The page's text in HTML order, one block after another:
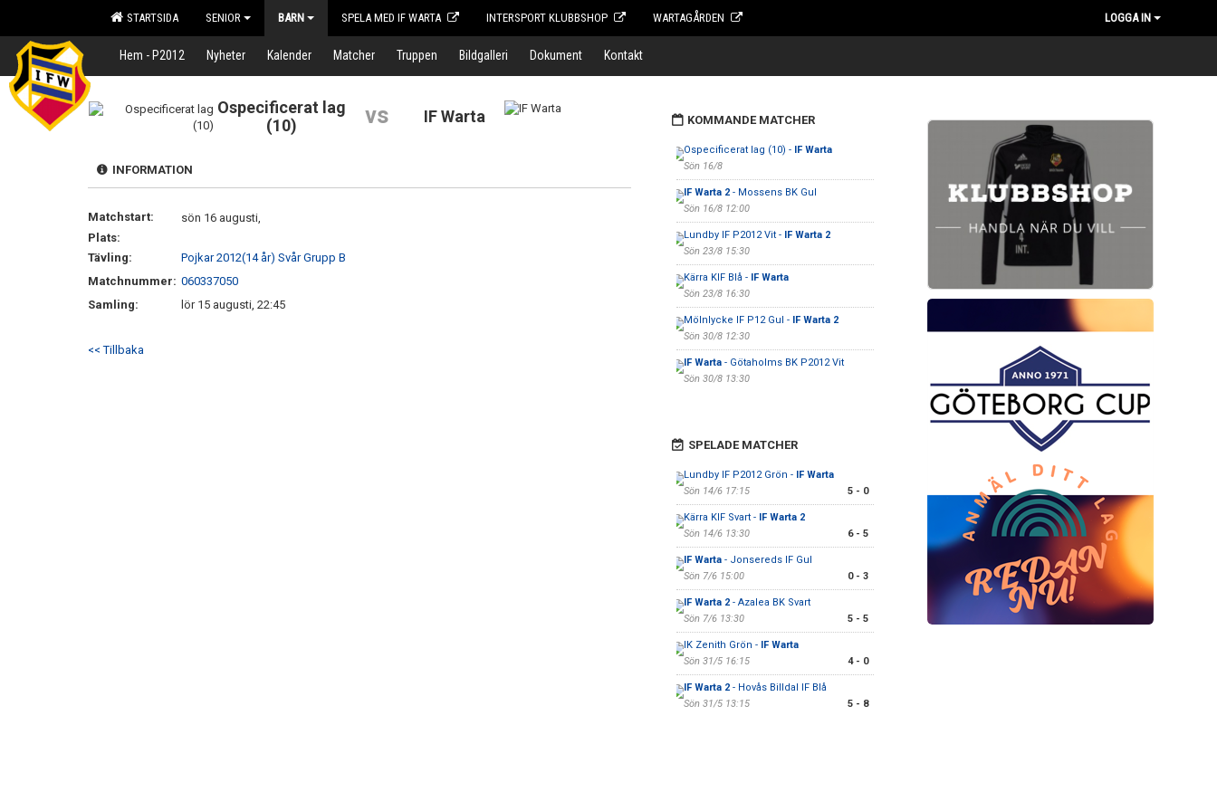
STARTSIDA SENIOR BARN SPELA MED IF WARTA INTERSPORT KLUBBSHOP WARTAGÅRDEN LOGGA IN
Hem - P2012 Nyheter Kalender Matcher Truppen Bildgalleri Dokument Kontakt
Ospecificerat lag
(10)
vs IF Warta
INFORMATION
Matchstart:
sön 16 augusti,
Plats:
Tävling:
Pojkar 2012(14 år) Svår Grupp B
Matchnummer: 060337050
Samling:
lör 15 augusti, 22:45
<< Tillbaka
KOMMANDE MATCHER
Ospecificerat lag (10) - IF Warta
Sön 16/8
IF Warta 2- Mossens BK Gul
Sön 16/8 12:00
Lundby IF P2012 Vit - IF Warta 2
Sön 23/8 15:30
Kärra KIF Blå - IF Warta
Sön 23/8 16:30
Mölnlycke IF P12 Gul - IF Warta 2
Sön 30/8 12:30
IF Warta- Götaholms BK P2012 Vit
Sön 30/8 13:30
SPELADE MATCHER
Lundby IF P2012 Grön - IF Warta
Sön 14/6 17:15
5 - 0
Kärra KIF Svart - IF Warta 2
Sön 14/6 13:30
6 - 5
IF Warta- Jonsereds IF Gul
Sön 7/6 15:00
0 - 3
IF Warta 2- Azalea BK Svart
Sön 7/6 13:30
5 - 5
IK Zenith Grön - IF Warta
Sön 31/5 16:15
4 - 0
IF Warta 2- Hovås Billdal IF Blå
Sön 31/5 13:15
5 - 8